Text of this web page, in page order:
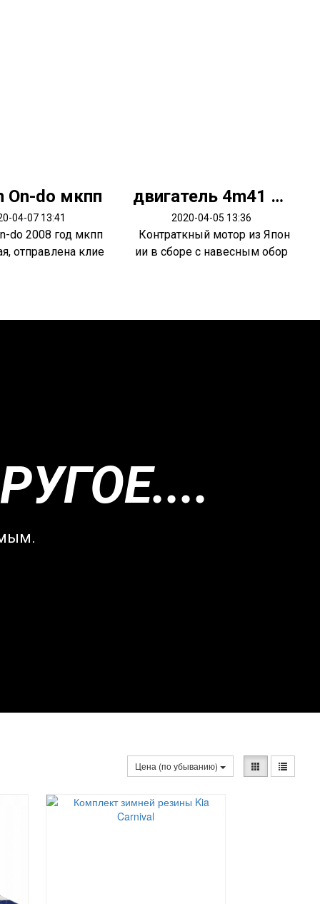
On-do мкпп
04-07 13:41
do 2008 год мкпп
отправлена клие
двигатель 4m41 Pajero 3
2020-04-05 13:36
Контраткный мотор из Япон
ии в сборе с навесным обор
Цена (по убыванию)